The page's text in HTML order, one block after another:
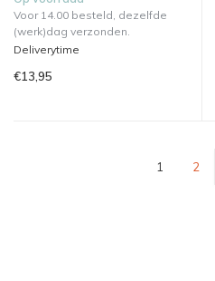
Voor 14.00 besteld, dezelfde
(werk)dag verzonden.
Deliverytime
€13,95
1 2